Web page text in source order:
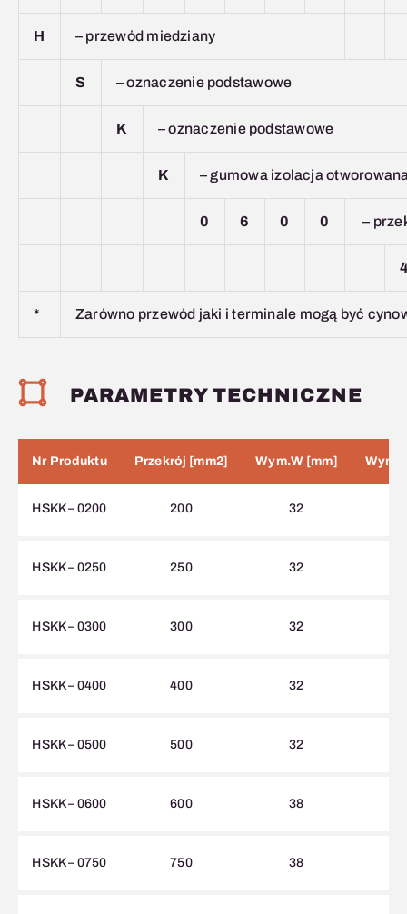
H – przewód miedziany
S – oznaczenie podstawowe
K – oznaczenie podstawowe
K – gumowa izolacja
0 6 0 0 –
* Zarówno przewód jaki i terminale mogą być
PARAMETRY TECHNICZNE
Nr Produktu Przekrój [mm2] Wym.W [mm]
HSKK – 0200 200 32
HSKK – 0250 250 32
HSKK – 0300 300 32
HSKK – 0400 400 32
HSKK – 0500 500 32
HSKK – 0600 600 38
HSKK – 0750 750 38